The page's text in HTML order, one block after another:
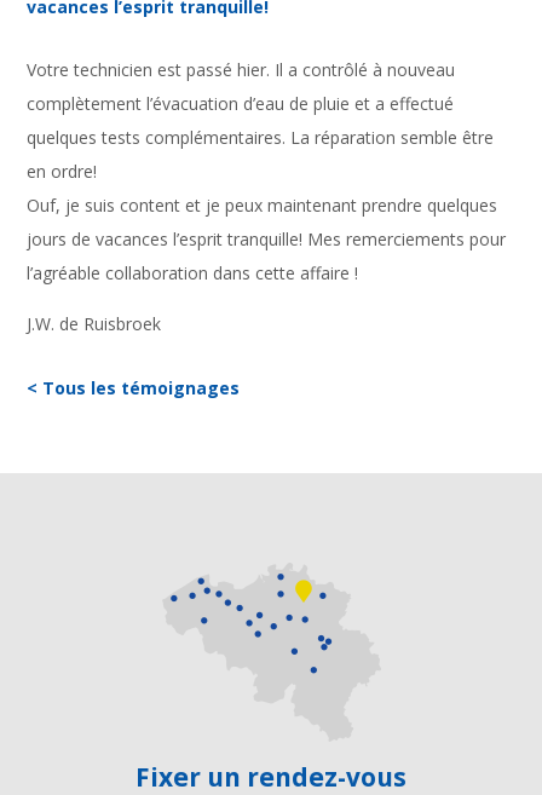
vacances l’esprit tranquille!
Votre technicien est passé hier. Il a contrôlé à nouveau
complètement l’évacuation d’eau de pluie et a effectué
quelques tests complémentaires. La réparation semble être
en ordre!
Ouf, je suis content et je peux maintenant prendre quelques
jours de vacances l’esprit tranquille! Mes remerciements pour
l’agréable collaboration dans cette affaire !
J.W. de Ruisbroek
< Tous les témoignages
Fixer un rendez-vous